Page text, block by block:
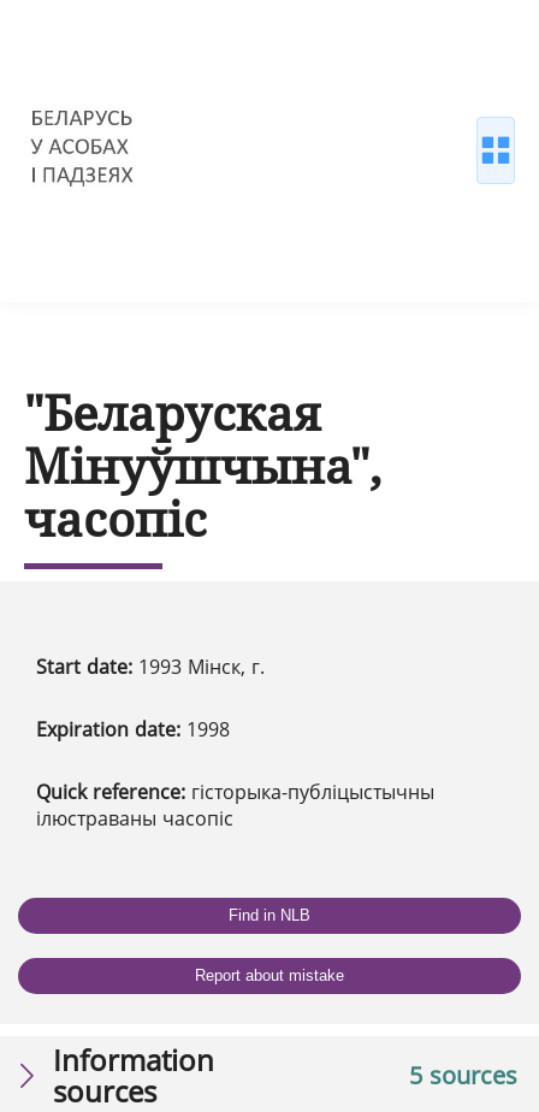
"Беларуская
Мінуўшчына",
часопіс
Start date: 1993 Мінск, г.
Expiration date: 1998
Quick reference: гісторыка-публіцыстычны
ілюстраваны часопіс
Find in NLB
Report about mistake
5 sources
Information
sources